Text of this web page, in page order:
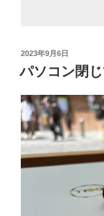
投
日:
2023年9月6日
パソコン閉